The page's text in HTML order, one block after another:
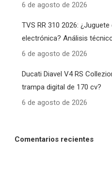
6 de agosto de 2026
TVS RR 310 2026:
electrónica? Análisis
6 de agosto de 2026
Ducati Diavel V4 RS
trampa digital de 170 cv?
6 de agosto de 2026
Comentarios recientes